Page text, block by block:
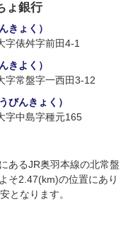
ょ銀行
きょく）
字俵舛字前田4-1
きよく）
常盤字一西田3-12
びんきょく）
字中島字種元165
あるJR奥羽本線の北常盤
そ2.47(km)の位置にあり
となります。